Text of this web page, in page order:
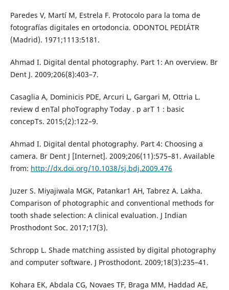
Paredes V, Martí M, Estrela F. Protocolo para la toma de
fotografías digitales en ortodoncia. ODONTOL PEDIÁTR
(Madrid). 1971;1113:5181.
Ahmad I. Digital dental photography. Part 1: An overview. Br
Dent J. 2009;206(8):403–7.
Casaglia A, Dominicis PDE, Arcuri L, Gargari M, Ottria L.
review d enTal phoTography Today . p arT 1 : basic
concepTs. 2015;(2):122–9.
Ahmad I. Digital dental photography. Part 4: Choosing a
camera. Br Dent J [Internet]. 2009;206(11):575–81. Available
from: http://dx.doi.org/10.1038/sj.bdj.2009.476
Juzer S. Miyajiwala MGK, Patankar1 AH, Tabrez A. Lakha.
Comparison of photographic and conventional methods for
tooth shade selection: A clinical evaluation. J Indian
Prosthodont Soc. 2017;17(3).
Schropp L. Shade matching assisted by digital photography
and computer software. J Prosthodont. 2009;18(3):235–41.
Kohara EK, Abdala CG, Novaes TF, Braga MM, Haddad AE,